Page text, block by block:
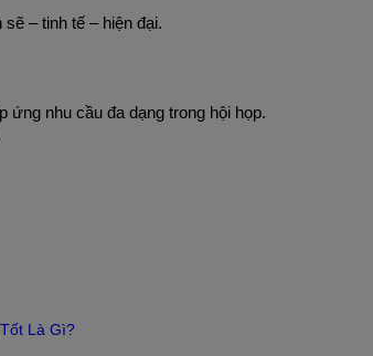
– tinh tế – hiện đại.
nhu cầu đa dạng trong hội họp.
Là Gì?